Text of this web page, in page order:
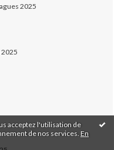
acceptez l'utilisation de
de nos services. En
2025